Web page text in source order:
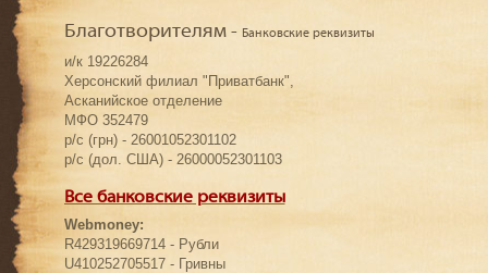
Благотворителям - Банковские реквизиты
и/к 19226284
Херсонский филиал "Приватбанк",
Асканийское отделение
МФО 352479
р/с (грн) - 26001052301102
р/с (дол. США) - 26000052301103
Все банковские реквизиты
Webmoney:
R429319669714 - Рубли
U410252705517 - Гривны